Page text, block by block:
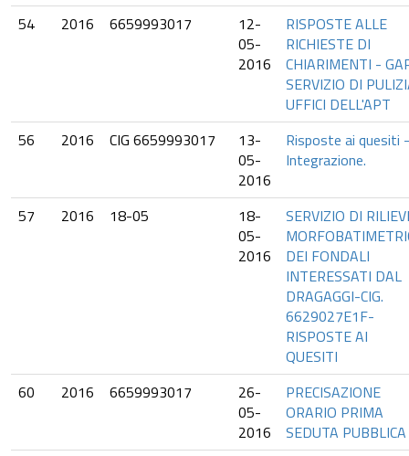
54
2016 6659993017
12-
05-
2016
RISPOSTE ALLE
RICHIESTE DI
CHIARIMENTI -
SERVIZIO DI
UFFICI DELL'APT
56
2016 CIG 6659993017
13-
05-
2016
Risposte ai quesiti -
Integrazione.
57 2016 18-05
18-
05-
2016
SERVIZIO DI RILIEVI
DEI FONDALI
INTERESSATI DAL
DRAGAGGI-CIG.
6629027E1F-
RISPOSTE AI
QUESITI
60
2016 6659993017
26-
05-
2016
PRECISAZIONE
ORARIO PRIMA
SEDUTA PUBBLICA